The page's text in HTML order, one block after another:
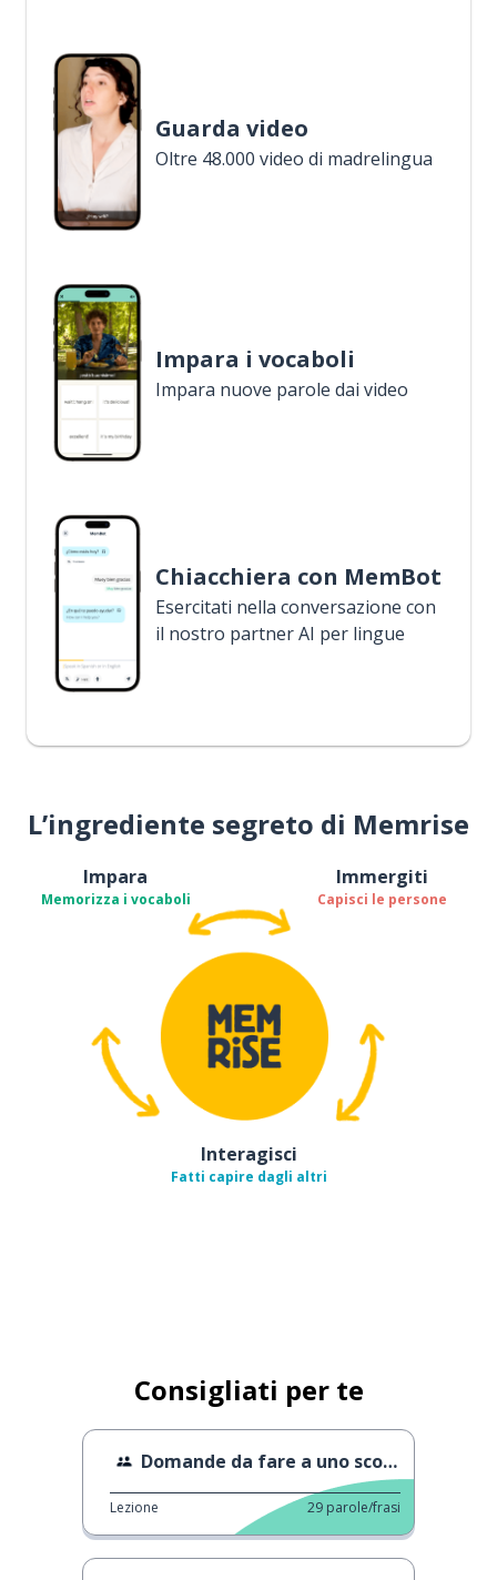
Guarda video
Oltre 48.000 video di madrelingua
Impara i vocaboli
Impara nuove parole dai video
Chiacchiera con MemBot
Esercitati nella conversazione con
il nostro partner AI per lingue
L’ingrediente segreto di Memrise
Impara
Memorizza i vocaboli
Immergiti
Capisci le persone
Interagisci
Fatti capire dagli altri
Consigliati per te
Domande da fare a uno sconosciuto
Lezione 29 parole/frasi